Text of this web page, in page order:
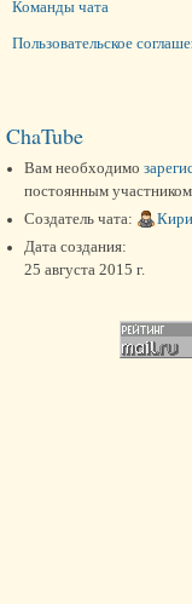
Команды чата
Пользовательское
ChaTube
Вам необходимо
постоянным участником
Создатель чата:
Дата создания:
25 августа 2015 г.